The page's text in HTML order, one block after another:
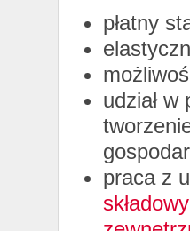
płatny
udział
praca z